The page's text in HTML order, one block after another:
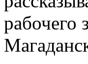
рабочего